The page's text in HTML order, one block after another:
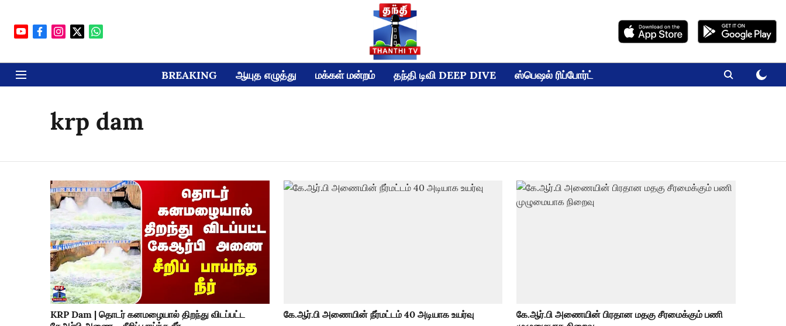
BREAKING ஆயுத எழுத்து மக்கள் மன்றம் தந்தி டிவி DEEP DIVE ஸ்பெஷல் ரிப்போர்ட்
krp dam
KRP Dam | தொடர் கனமழையால் திறந்து விடப்பட்ட
கே.ஆர்.பி அணையின் நீர்மட்டம் 40 அடியாக உயர்வு
கே.ஆர்.பி அணையின் பிரதான மதகு சீரமைக்கும் பணி